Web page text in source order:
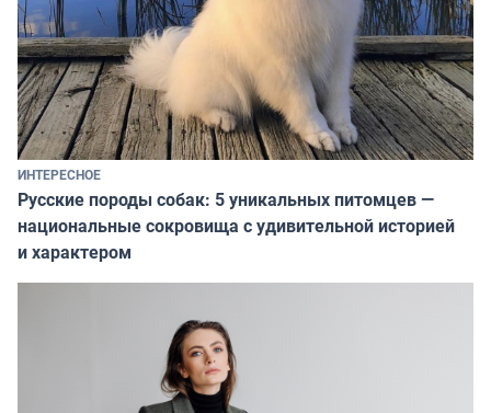
ИНТЕРЕСНОЕ
Русские породы собак: 5 уникальных питомцев —
национальные сокровища с удивительной историей
и характером